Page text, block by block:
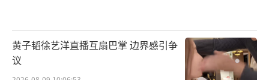
黄子韬徐艺洋直播互扇巴掌 边界感引争
议